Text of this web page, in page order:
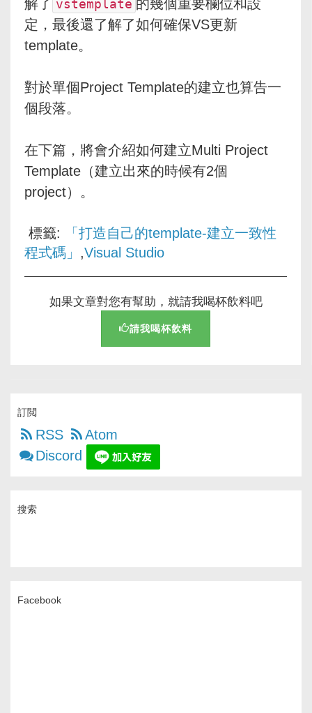
解了 vstemplate 的幾個重要欄位和設
定，最後還了解了如何確保VS更新
template。
對於單個Project Template的建立也算告一
個段落。
在下篇，將會介紹如何建立Multi Project
Template（建立出來的時候有2個
project）。
標籤:
「打造自己的template-建立一致性
程式碼」 ,Visual Studio
如果文章對您有幫助，就請我喝杯飲料吧
請我喝杯飲料
訂閲
RSS
Atom
Discord
搜索
Facebook